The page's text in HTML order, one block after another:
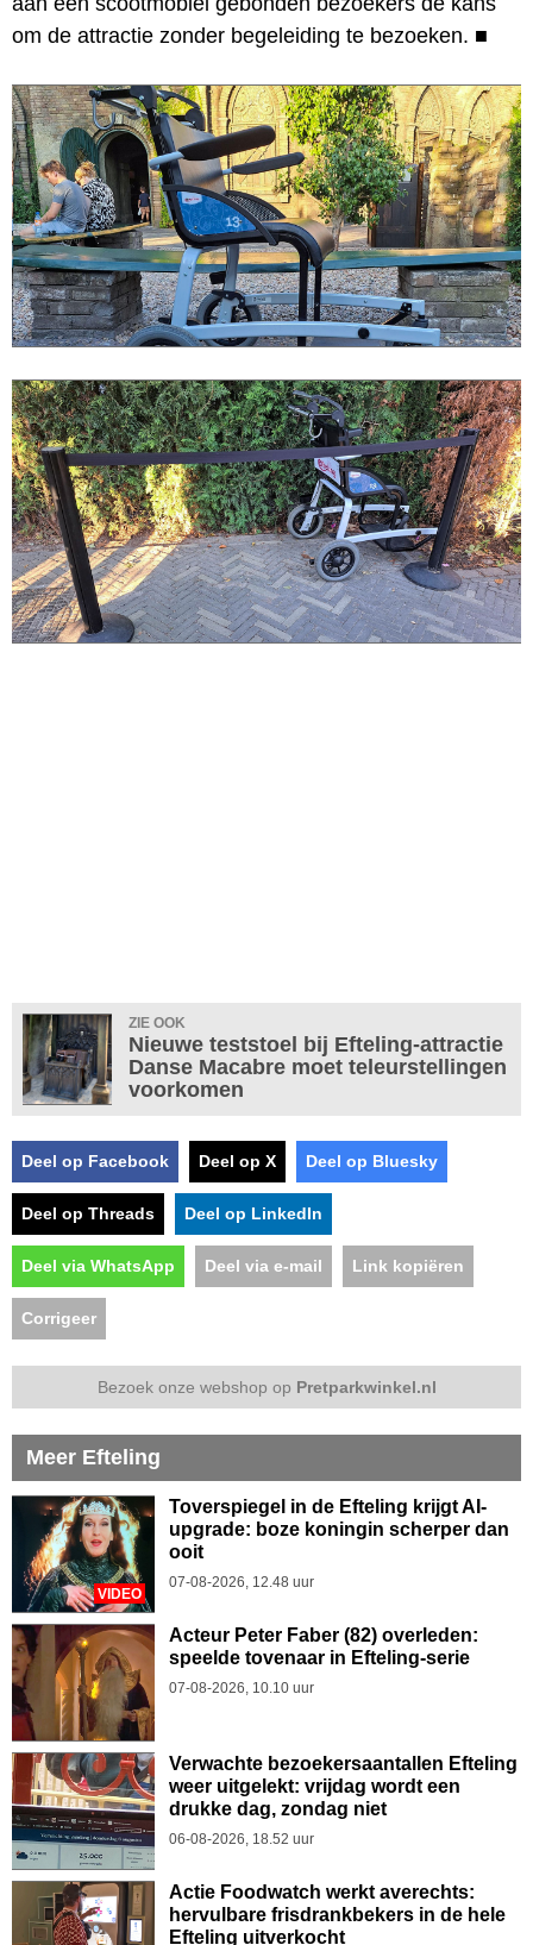
om de attractie zonder begeleiding te bezoeken. ■
ZIE OOK
Nieuwe teststoel bij Efteling-attractie
Danse Macabre moet teleurstellingen
voorkomen
Deel op Facebook Deel op X Deel op Bluesky
Deel op Threads Deel op LinkedIn
Deel via WhatsApp Deel via e-mail Link kopiëren
Corrigeer
Bezoek onze webshop op Pretparkwinkel.nl
Meer Efteling
VIDEO
Toverspiegel in de Efteling krijgt AI-
upgrade: boze koningin scherper dan
ooit
07-08-2026, 12.48 uur
Acteur Peter Faber (82) overleden:
speelde tovenaar in Efteling-serie
07-08-2026, 10.10 uur
Verwachte bezoekersaantallen Efteling
weer uitgelekt: vrijdag wordt een
drukke dag, zondag niet
06-08-2026, 18.52 uur
Actie Foodwatch werkt averechts:
hervulbare frisdrankbekers in de hele
Efteling uitverkocht